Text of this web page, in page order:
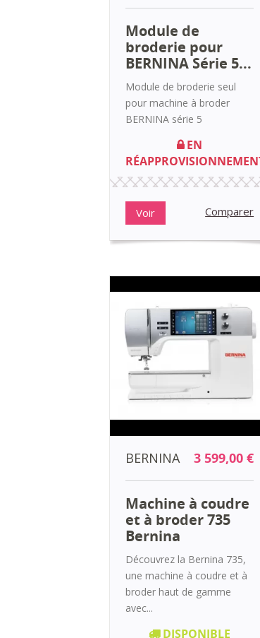
Module de
broderie pour
BERNINA Série 5...
Module de broderie seul
pour machine à broder
BERNINA série 5
EN
Voir Comparer
BERNINA 3 599,00 €
Machine à coudre
et à broder 735
Bernina
Découvrez la Bernina 735,
une machine à coudre et à
broder haut de gamme
avec...
DISPONIBLE